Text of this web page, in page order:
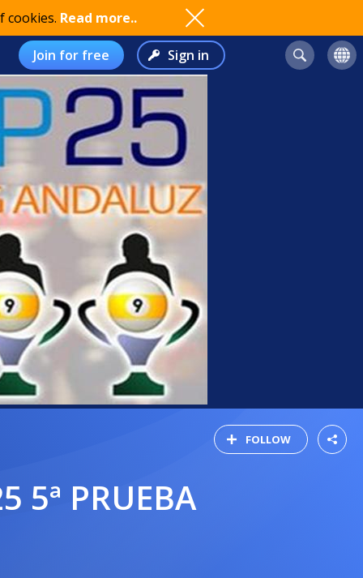
cookies. Read more..
Join for free Sign in
FOLLOW
5ª PRUEBA